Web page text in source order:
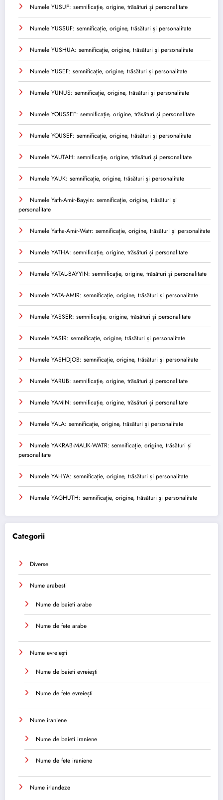
Numele YUSUF: semnificație, origine, trăsături și personalitate
Numele YUSSUF: semnificație, origine, trăsături și personalitate
Numele YUSHUA: semnificație, origine, trăsături și personalitate
Numele YUSEF: semnificație, origine, trăsături și personalitate
Numele YUNUS: semnificație, origine, trăsături și personalitate
Numele YOUSSEF: semnificație, origine, trăsături și personalitate
Numele YOUSEF: semnificație, origine, trăsături și personalitate
Numele YAUTAH: semnificație, origine, trăsături și personalitate
Numele YAUK: semnificație, origine, trăsături și personalitate
Numele Yath-Amir-Bayyin: semnificație, origine, trăsături și
personalitate
Numele Yatha-Amir-Watr: semnificație, origine, trăsături și personalitate
Numele YATHA: semnificație, origine, trăsături și personalitate
Numele YATAL-BAYYIN: semnificație, origine, trăsături și personalitate
Numele YATA-AMIR: semnificație, origine, trăsături și personalitate
Numele YASSER: semnificație, origine, trăsături și personalitate
Numele YASIR: semnificație, origine, trăsături și personalitate
Numele YASHDJOB: semnificație, origine, trăsături și personalitate
Numele YARUB: semnificație, origine, trăsături și personalitate
Numele YAMIN: semnificație, origine, trăsături și personalitate
Numele YALA: semnificație, origine, trăsături și personalitate
Numele YAKRAB-MALIK-WATR: semnificație, origine, trăsături și
personalitate
Numele YAHYA: semnificație, origine, trăsături și personalitate
Numele YAGHUTH: semnificație, origine, trăsături și personalitate
Categorii
Diverse
Nume arabesti
Nume de baieti arabe
Nume de fete arabe
Nume evreiești
Nume de baieti evreiești
Nume de fete evreiești
Nume iraniene
Nume de baieti iraniene
Nume de fete iraniene
Nume irlandeze